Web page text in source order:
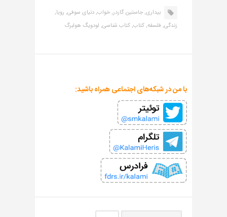
بیداری,جاستین گاردر,خواب,دنیای سوفی, رویا,
زندگی, فلسفه,کتاب,کتاب شناسی, لودویگ هولبرگ
با من در شبکه‌های اجتماعی همراه باشید: